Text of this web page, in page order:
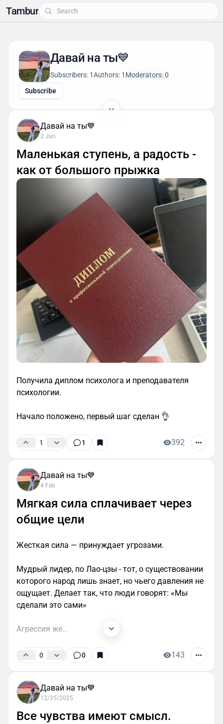
Tambur
Давай на ты💙
Subscribers: 1Authors: 1 Moderators: 0
Subscribe
Давай на ты💙
2 Jun
Маленькая ступень, а радость -
как от большого прыжка
Получила диплом психолога и преподавателя
психологии.
Начало положено, первый шаг сделан 👌
1 1 392
Давай на ты💙
4 Feb
Мягкая сила сплачивает через
общие цели
Жесткая сила — принуждает угрозами.
Мудрый лидер, по Лао-цзы - тот, о существовании
которого народ лишь знает, но чьего давления не
ощущает. Делает так, что люди говорят: «Мы
сделали это сами»
Агрессия же...
0 0 143
Давай на ты💙
12/25/2025
Все чувства имеют смысл.